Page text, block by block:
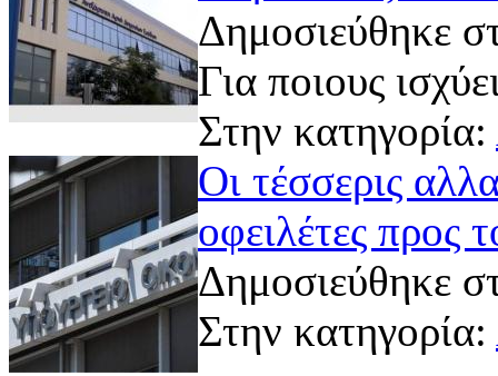
Δημοσιεύθηκε
Για ποιους
Στην κατηγορία:
Οι τέσσερις
οφειλέτες προς
Δημοσιεύθηκε
Στην κατηγορία: